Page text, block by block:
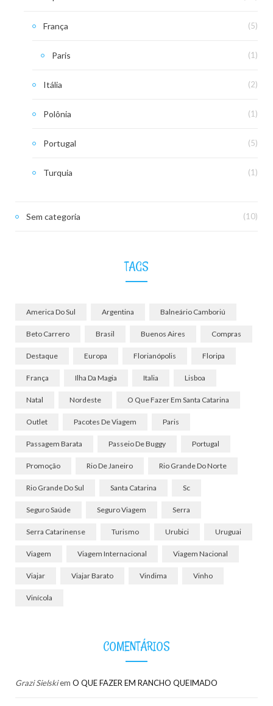
França (5)
Paris (1)
Itália (2)
Polônia (1)
Portugal (5)
Turquia (1)
Sem categoria (10)
TAGS
America Do Sul Argentina Balneário Camboriú
Beto Carrero Brasil Buenos Aires Compras
Destaque Europa Florianópolis Floripa
França Ilha Da Magia Italia Lisboa
Natal Nordeste O Que Fazer Em Santa Catarina
Outlet Pacotes De Viagem Paris
Passagem Barata Passeio De Buggy Portugal
Promoção Rio De Janeiro Rio Grande Do Norte
Rio Grande Do Sul Santa Catarina Sc
Seguro Saúde Seguro Viagem Serra
Serra Catarinense Turismo Urubici Uruguai
Viagem Viagem Internacional Viagem Nacional
Viajar Viajar Barato Vindima Vinho
Vinícola
COMENTÁRIOS
Grazi Sielskiem O QUE FAZER EM RANCHO QUEIMADO